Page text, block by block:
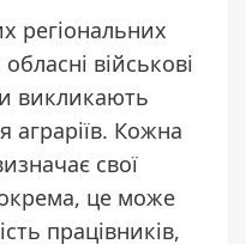
регіональних
військові
викликають
аграріїв. Кожна
свої
це може
працівників,